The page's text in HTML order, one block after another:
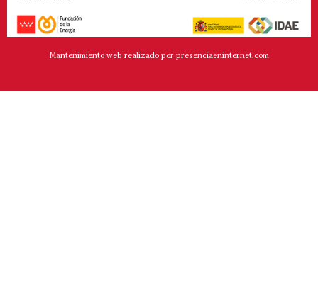
Mantenimiento web realizado por presenciaeninternet.com